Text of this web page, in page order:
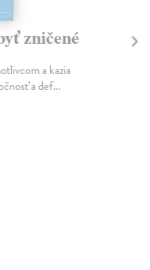
zničené
a kazia
a def...